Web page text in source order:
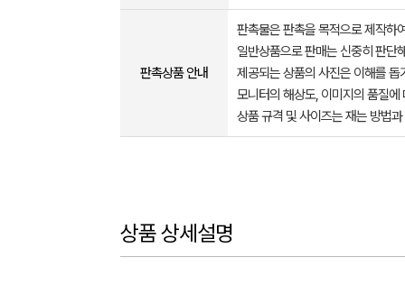
판촉상품 안내
판촉물은 판촉을 목적으로 제작하
일반상품으로 판매는 신중히 판단
제공되는 상품의 사진은 이해를
모니터의 해상도, 이미지의 품질
상품 규격 및 사이즈는 재는 방법
상품 상세설명